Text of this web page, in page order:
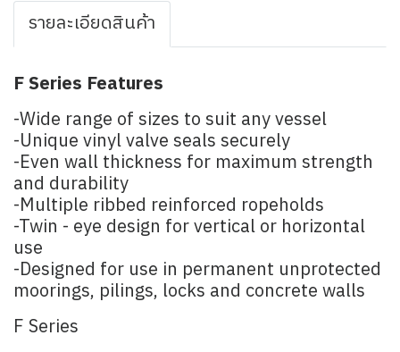
รายละเอียดสินค้า
F Series Features
-Wide range of sizes to suit any vessel
-Unique vinyl valve seals securely
-Even wall thickness for maximum strength
and durability
-Multiple ribbed reinforced ropeholds
-Twin - eye design for vertical or horizontal
use
-Designed for use in permanent unprotected
moorings, pilings, locks and concrete walls
F Series